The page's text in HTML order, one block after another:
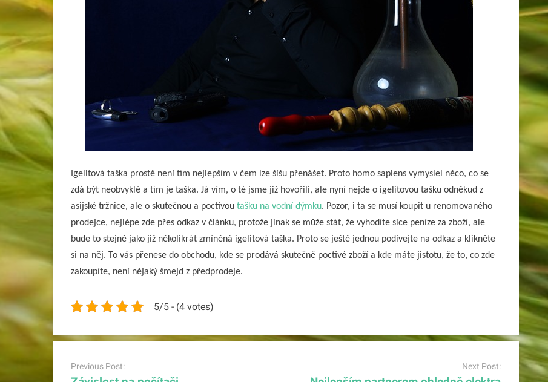
Igelitová taška prostě není tím nejlepším v čem lze šíšu přenášet. Proto homo sapiens vymyslel něco, co se
zdá být neobvyklé a tím je taška. Já vím, o té jsme již hovořili, ale nyní nejde o igelitovou tašku odněkud z
asijské tržnice, ale o skutečnou a poctivou tašku na vodní dýmku. Pozor, i ta se musí koupit u renomovaného
prodejce, nejlépe zde přes odkaz v článku, protože jinak se může stát, že vyhodíte sice peníze za zboží, ale
bude to stejně jako již několikrát zmíněná igelitová taška. Proto se ještě jednou podívejte na odkaz a klikněte
si na něj. To vás přenese do obchodu, kde se prodává skutečně poctivé zboží a kde máte jistotu, že to, co zde
zakoupíte, není nějaký šmejd z předprodeje.
5/5 - (4 votes)
navigation
Previous Post: Next Post: